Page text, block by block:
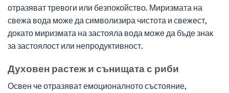
отразяват тревоги или безпокойство. Миризмата на
свежа вода може да символизира чистота и свежест,
докато миризмата на застояла вода може да бъде знак
за застоялост или непродуктивност.
Духовен растеж и сънищата с риби
Освен че отразяват емоционалното състояние,